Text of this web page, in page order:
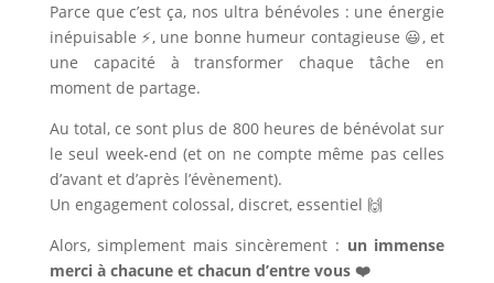
Parce que c’est ça, nos ultra bénévoles : une énergie
inépuisable ⚡, une bonne humeur contagieuse 😃, et
une capacité à transformer chaque tâche en
moment de partage.
Au total, ce sont plus de 800 heures de bénévolat sur
le seul week‑end (et on ne compte même pas celles
d’avant et d’après l’évènement).
Un engagement colossal, discret, essentiel 🙌
Alors, simplement mais sincèrement : un immense
merci à chacune et chacun d’entre vous ❤️